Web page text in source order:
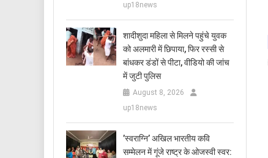
up18news
शादीशुदा महिला से मिलने पहुंचे युवक
को अलमारी में छिपाया, फिर रस्सी से
बांधकर डंडों से पीटा, वीडियो की जांच
में जुटी पुलिस
August 8, 2026
up18news
​’स्वराग्नि’ अखिल भारतीय कवि
सम्मेलन में गूंजे राष्ट्र के ओजस्वी स्वर: